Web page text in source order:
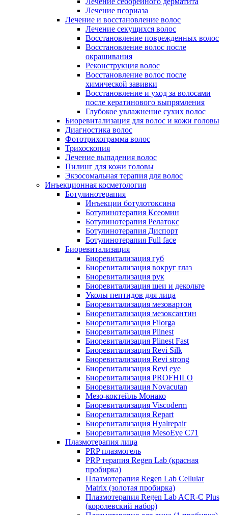
Лечение псориаза
Лечение и восстановление волос
Лечение секущихся волос
Восстановление поврежденных волос
Восстановление волос после
окрашивания
Реконструкция волос
Восстановление волос после
химической завивки
Восстановление и уход за волосами
после кератинового выпрямления
Глубокое увлажнение сухих волос
Биоревитализация для волос и кожи головы
Диагностика волос
Фототрихограмма волос
Трихоскопия
Лечение выпадения волос
Пилинг для кожи головы
Экзосомальная терапия для волос
Инъекционная косметология
Ботулинотерапия
Инъекции ботулотоксина
Ботулинотерапия Ксеомин
Ботулинотерапия Релатокс
Ботулинотерапия Диспорт
Ботулинотерапия Full face
Биоревитализация
Биоревитализация губ
Биоревитализация вокруг глаз
Биоревитализация рук
Биоревитализация шеи и декольте
Уколы пептидов для лица
Биоревитализация мезовартон
Биоревитализация мезоксантин
Биоревитализация Filorga
Биоревитализация Plinest
Биоревитализация Plinest Fast
Биоревитализация Revi Silk
Биоревитализация Revi strong
Биоревитализация Revi eye
Биоревитализация PROFHILO
Биоревитализация Novacutan
Мезо-коктейль Монако
Биоревитализация Viscoderm
Биоревитализация Repart
Биоревитализация Hyalrepair
Биоревитализация MesoEye C71
Плазмотерапия лица
PRP плазмогель
PRP терапия Regen Lab (красная
пробирка)
Плазмотерапия Regen Lab Cellular
Matrix (золотая пробирка)
Плазмотерапия Regen Lab ACR-C Plus
(королевский набор)